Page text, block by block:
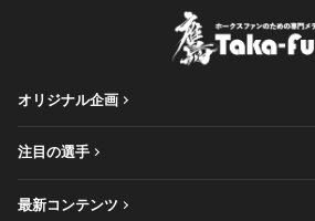
オリジナル企画
注目の選手
最新コンテンツ